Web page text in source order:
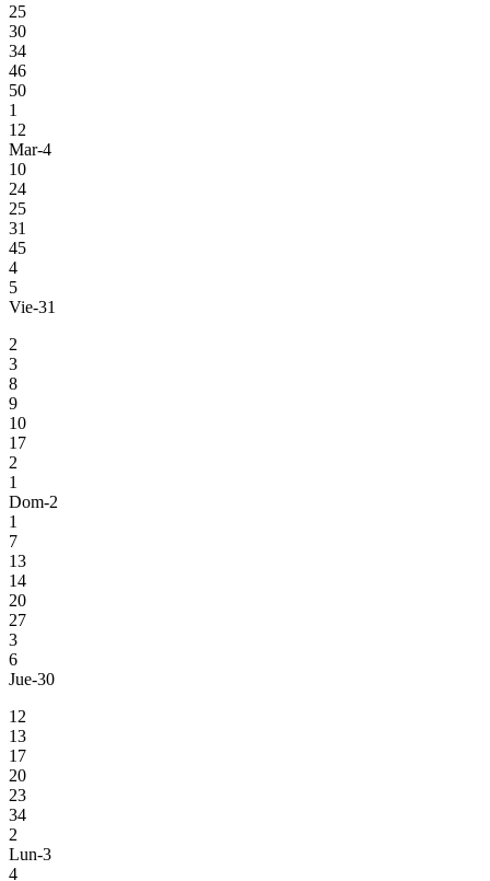
25
30
34
46
50
1
12
Mar-4
10
24
25
31
45
4
5
Vie-31
2
3
8
9
10
17
2
1
Dom-2
1
7
13
14
20
27
3
6
Jue-30
12
13
17
20
23
34
2
Lun-3
4